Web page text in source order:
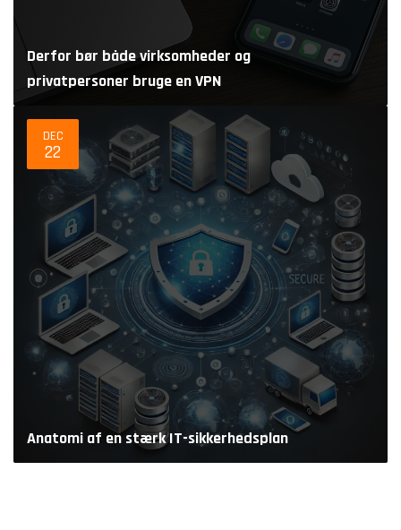
Derfor bør både virksomheder og
privatpersoner bruge en VPN
DEC
22
Anatomi af en stærk IT-sikkerhedsplan